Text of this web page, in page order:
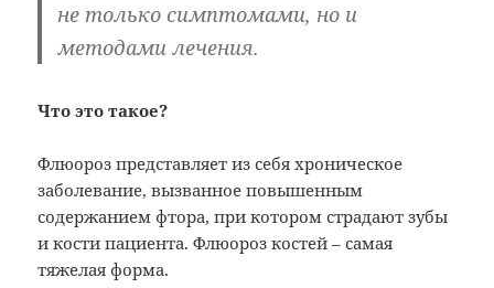
не только симптомами, но и
методами лечения.
Что это такое?
Флюороз представляет из себя хроническое
заболевание, вызванное повышенным
содержанием фтора, при котором страдают зубы
и кости пациента. Флюороз костей – самая
тяжелая форма.